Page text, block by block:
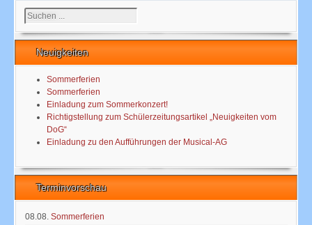
Suchen
...
Neuigkeiten
Sommerferien
Sommerferien
Einladung zum Sommerkonzert!
Richtigstellung zum Schülerzeitungsartikel „Neuigkeiten vom
DoG“
Einladung zu den Aufführungen der Musical-AG
Terminvorschau
08.08. Sommerferien